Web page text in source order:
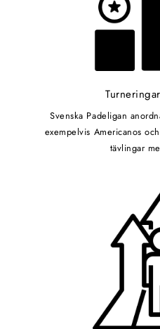
Svenska Padeligan
exempelvis Americanos
tävlingar